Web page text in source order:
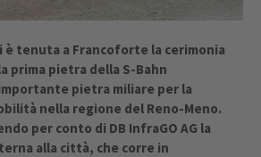
è tenuta a Francoforte la cerimonia
prima pietra della S-Bahn
pietra miliare per la
nella regione del Reno-Meno.
per conto di DB InfraGO AG la
alla città, che corre in